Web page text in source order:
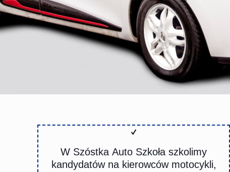
W Szóstka Auto Szkoła szkolimy
kandydatów na kierowców motocykli,